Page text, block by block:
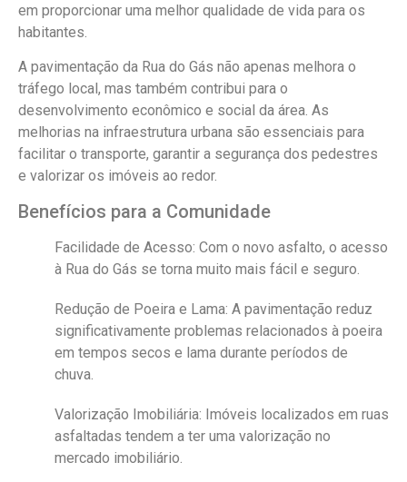
em proporcionar uma melhor qualidade de vida para os
habitantes.
A pavimentação da Rua do Gás não apenas melhora o
tráfego local, mas também contribui para o
desenvolvimento econômico e social da área. As
melhorias na infraestrutura urbana são essenciais para
facilitar o transporte, garantir a segurança dos pedestres
e valorizar os imóveis ao redor.
Benefícios para a Comunidade
Facilidade de Acesso: Com o novo asfalto, o acesso
à Rua do Gás se torna muito mais fácil e seguro.
Redução de Poeira e Lama: A pavimentação reduz
significativamente problemas relacionados à poeira
em tempos secos e lama durante períodos de
chuva.
Valorização Imobiliária: Imóveis localizados em ruas
asfaltadas tendem a ter uma valorização no
mercado imobiliário.